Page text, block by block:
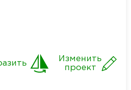
Изменить
проект